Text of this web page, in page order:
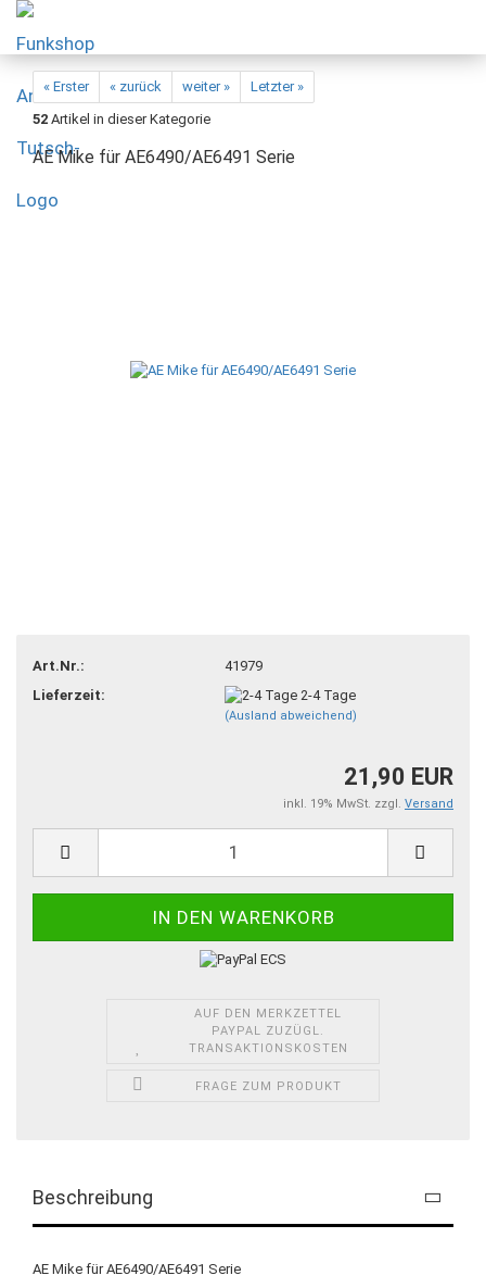
« Erster « zurück weiter »
Letzter »
52 Artikel in dieser Kategorie
AE Mike für AE6490/AE6491 Serie
Art.Nr.:
41979
Lieferzeit:
2-4 Tage
(Ausland abweichend)
21,90 EUR
inkl. 19% MwSt. zzgl. Versand
AUF DEN MERKZETTEL
PAYPAL ZUZÜGL.
TRANSAKTIONSKOSTEN
FRAGE ZUM PRODUKT
Beschreibung
AE Mike für AE6490/AE6491 Serie